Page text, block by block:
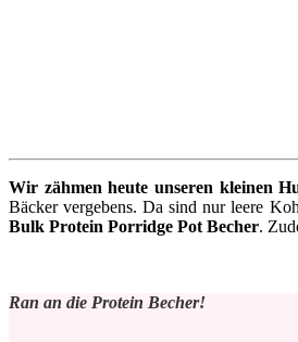
Wir zähmen heute unseren kleinen
Bäcker vergebens. Da sind nur leere
Bulk Protein Porridge Pot Becher.
Ran an die Protein Becher!